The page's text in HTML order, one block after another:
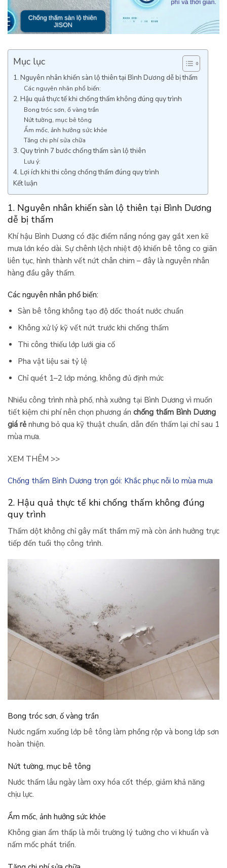
Mục lục
1. Nguyên nhân khiến sàn lộ thiên tại Bình Dương dễ bị thấm
Các nguyên nhân phổ biến:
2. Hậu quả thực tế khi chống thấm không đúng quy trình
Bong tróc sơn, ố vàng trần
Nứt tường, mục bê tông
Ẩm mốc, ảnh hưởng sức khỏe
Tăng chi phí sửa chữa
3. Quy trình 7 bước chống thấm sàn lộ thiên
Lưu ý:
4. Lợi ích khi thi công chống thấm đúng quy trình
Kết luận
1. Nguyên nhân khiến sàn lộ thiên tại Bình Dương
dễ bị thấm
Khí hậu Bình Dương có đặc điểm nắng nóng gay gắt xen kẽ
mưa lớn kéo dài. Sự chênh lệch nhiệt độ khiến bê tông co giãn
liên tục, hình thành vết nứt chân chim – đây là nguyên nhân
hàng đầu gây thấm.
Các nguyên nhân phổ biến:
Sàn bê tông không tạo độ dốc thoát nước chuẩn
Không xử lý kỹ vết nứt trước khi chống thấm
Thi công thiếu lớp lưới gia cố
Pha vật liệu sai tỷ lệ
Chỉ quét 1–2 lớp mỏng, không đủ định mức
Nhiều công trình nhà phố, nhà xưởng tại Bình Dương vì muốn
tiết kiệm chi phí nên chọn phương án chống thấm Bình Dương
giá rẻ nhưng bỏ qua kỹ thuật chuẩn, dẫn đến thấm lại chỉ sau 1
mùa mưa.
XEM THÊM >>
Chống thấm Bình Dương trọn gói: Khắc phục nỗi lo mùa mưa
2. Hậu quả thực tế khi chống thấm không đúng
quy trình
Thấm dột không chỉ gây mất thẩm mỹ mà còn ảnh hưởng trực
tiếp đến tuổi thọ công trình.
Bong tróc sơn, ố vàng trần
Nước ngấm xuống lớp bê tông làm phồng rộp và bong lớp sơn
hoàn thiện.
Nứt tường, mục bê tông
Nước thấm lâu ngày làm oxy hóa cốt thép, giảm khả năng
chịu lực.
Ẩm mốc, ảnh hưởng sức khỏe
Không gian ẩm thấp là môi trường lý tưởng cho vi khuẩn và
nấm mốc phát triển.